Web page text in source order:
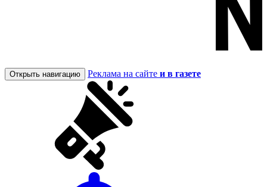
Открыть навигацию Реклама на сайте и в газете